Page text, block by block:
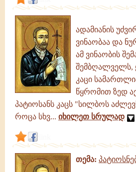
ადამიანის
ვინაობაა და
ამ ვინაობის
შემბღალველს,
კაცი
წყრომით ზედ
პატიოსანს კაცს "სილბოს
როცა სხვ... იხილეთ სრულად
თემა: